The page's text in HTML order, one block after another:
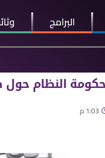
البرامج
حكومة النظام
1:03 م